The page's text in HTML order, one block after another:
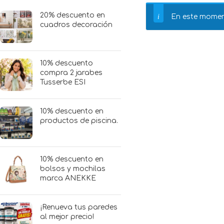
20% descuento en
cuadros decoración
10% descuento
compra 2 jarabes
Tusserbe ESI
10% descuento en
productos de piscina.
10% descuento en
bolsos y mochilas
marca ANEKKE
¡Renueva tus paredes
al mejor precio!
En este